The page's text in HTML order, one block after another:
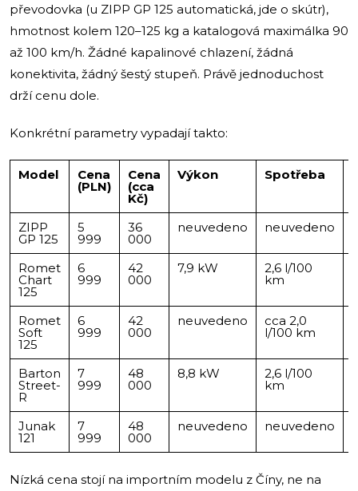
převodovka (u ZIPP GP 125 automatická, jde o skútr),
hmotnost kolem 120–125 kg a katalogová maximálka 90
až 100 km/h. Žádné kapalinové chlazení, žádná
konektivita, žádný šestý stupeň. Právě jednoduchost
drží cenu dole.
Konkrétní parametry vypadají takto:
Model Cena
(PLN)
Cena
(cca
Kč)
Výkon Spotřeba
ZIPP
GP 125
5
999
36
000
neuvedeno neuvedeno
Romet
Chart
125
6
999
42
000
7,9 kW 2,6 l/100
km
Romet
Soft
125
6
999
42
000
neuvedeno cca 2,0
l/100 km
Barton
Street-
R
7
999
48
000
8,8 kW 2,6 l/100
km
Junak
121
7
999
48
000
neuvedeno neuvedeno
Nízká cena stojí na importním modelu z Číny, ne na